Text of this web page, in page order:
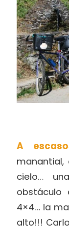
A
cielo…
obstáculo
4×4… la
alto!!!